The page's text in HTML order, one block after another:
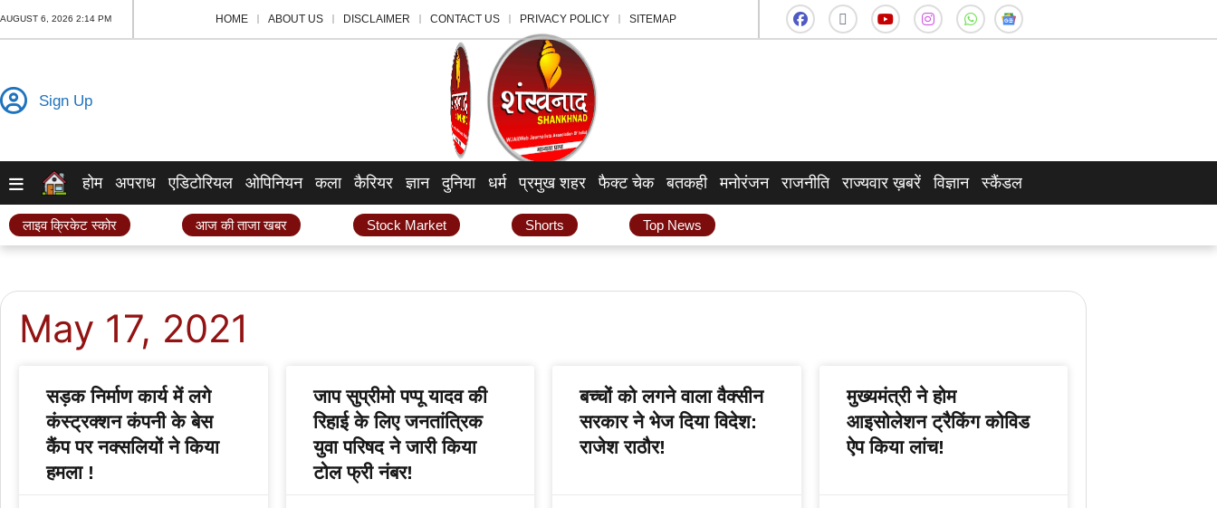
AUGUST 6, 2026 2:14 PM HOME ABOUT US DISCLAIMER CONTACT US PRIVACY POLICY SITEMAP
Sign Up
होम अपराध एडिटोरियल ओपिनियन कला कैरियर ज्ञान दुनिया धर्म प्रमुख शहर फैक्ट चेक बतकही मनोरंजन राजनीति राज्यवार ख़बरें विज्ञान स्कैंडल
लाइव क्रिकेट स्कोर आज की ताजा खबर Stock Market Shorts Top News
May 17, 2021
सड़क निर्माण कार्य में लगे
कंस्ट्रक्शन कंपनी के बेस
कैंप पर नक्सलियों ने किया
हमला !
जाप सुप्रीमो पप्पू यादव की
रिहाई के लिए जनतांत्रिक
युवा परिषद ने जारी किया
टोल फ्री नंबर!
बच्चों को लगने वाला वैक्सीन
सरकार ने भेज दिया विदेश:
राजेश राठौर!
मुख्यमंत्री ने होम
आइसोलेशन ट्रैकिंग कोविड
ऐप किया लांच!